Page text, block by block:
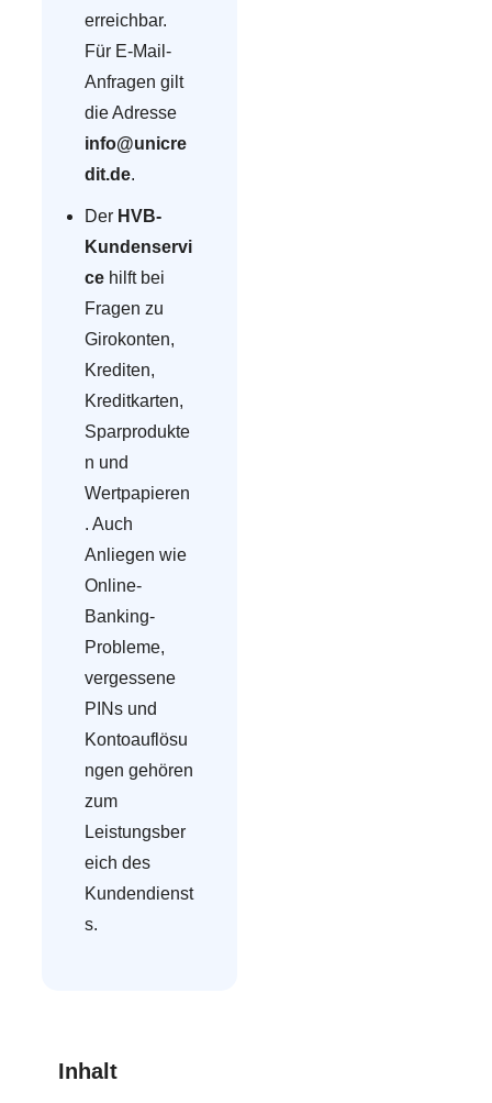
erreichbar.
Für E-Mail-
Anfragen gilt
die Adresse
info@unicre
dit.de.
Der HVB-
Kundenservi
ce hilft bei
Fragen zu
Girokonten,
Krediten,
Kreditkarten,
Sparprodukte
n und
Wertpapieren
. Auch
Anliegen wie
Online-
Banking-
Probleme,
vergessene
PINs und
Kontoauflösu
ngen gehören
zum
Leistungsber
eich des
Kundendienst
s.
Inhalt